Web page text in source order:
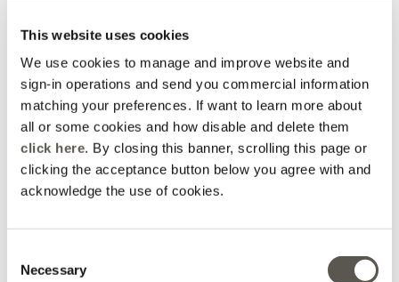
This website uses cookies
We use cookies to manage and improve website and
sign-in operations and send you commercial information
matching your preferences. If want to learn more about
all or some cookies and how disable and delete them
click here. By closing this banner, scrolling this page or
clicking the acceptance button below you agree with and
acknowledge the use of cookies.
Selection
Necessary
La dolcezza, la simpatia e la cordialità ricevuta in questo
posto è stata qualcosa che non dimenticherò!